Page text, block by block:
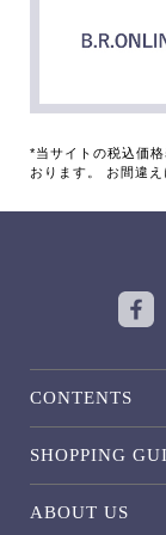
*当サイトの税込価
おります。 お間違
CONTENTS
SHOPPING
ABOUT US